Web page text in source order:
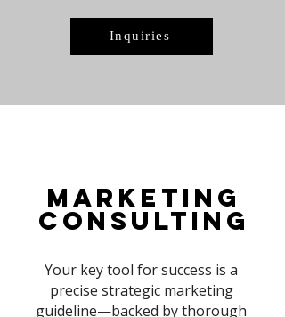
Inquiries
marketing
Consulting
Your key tool for success is a
precise strategic marketing
guideline—backed by thorough